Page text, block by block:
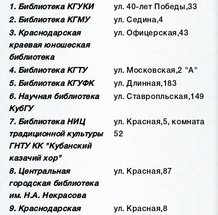
1. Библиотека КГУКИ
ул. 40-лет Победы,33
2. Библиотека КГМУ
ул. Седина,4
3. Краснодарская
краевая юношеская
библиотека
ул. Офицерская,43
4. Библиотека КГТУ
ул. Московская,2 "А"
5. Библиотека КГУФК
ул. Длинная,183
6. Научная библиотека
КубГУ
ул. Ставропльская,149
7. Библиотека НИЦ
традиционной культуры
ГНТУ КК "Кубанский
казачий хор"
ул. Красная,5, комната
52
8. Центральная
городская библиотека
им. Н.А. Некрасова
ул. Красная,87
9. Краснодарская
ул. Красная,8